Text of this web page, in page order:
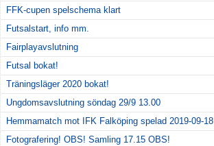
FFK-cupen spelschema klart
Futsalstart, info mm.
Fairplayavslutning
Futsal bokat!
Träningsläger 2020 bokat!
Ungdomsavslutning söndag 29/9 13.00
Hemmamatch mot IFK Falköping spelad 2019-09-18
Fotografering! OBS! Samling 17.15 OBS!